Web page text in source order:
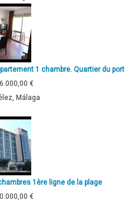
1 chambre. Quartier du port
€
Málaga
1ère ligne de la plage
€